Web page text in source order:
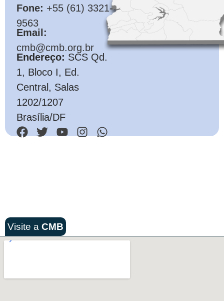
Fone: +55 (61) 3321-
9563
Email:
cmb@cmb.org.br
Endereço: SCS Qd.
1, Bloco I, Ed.
Central, Salas
1202/1207
Brasília/DF
Visite a CMB